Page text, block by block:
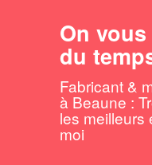
On
du
Fabricant &
à Beaune :
les meilleurs
moi